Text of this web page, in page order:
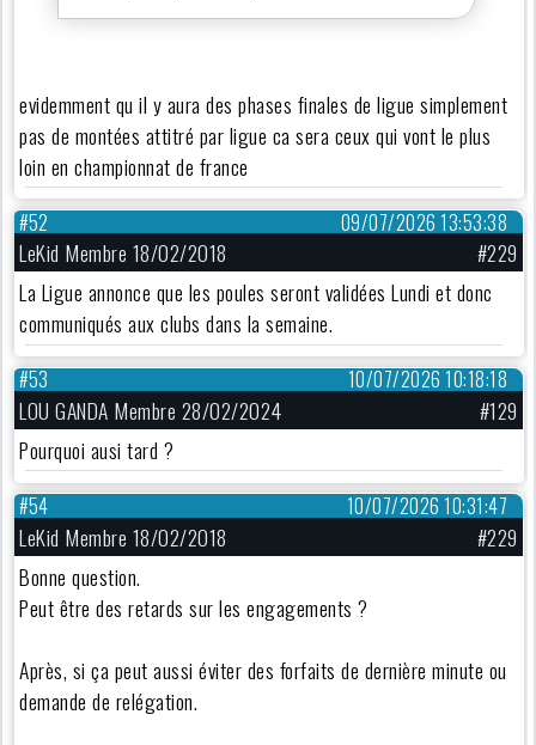
evidemment qu il y aura des phases finales de ligue simplement
pas de montées attitré par ligue ca sera ceux qui vont le plus
loin en championnat de france
09/07/2026 13:53:38
#52
LeKid Membre 18/02/2018
#229
La Ligue annonce que les poules seront validées Lundi et donc
communiqués aux clubs dans la semaine.
10/07/2026 10:18:18
#53
LOU GANDA Membre 28/02/2024
#129
Pourquoi ausi tard ?
10/07/2026 10:31:47
#54
LeKid Membre 18/02/2018
#229
Bonne question.
Peut être des retards sur les engagements ?
Après, si ça peut aussi éviter des forfaits de dernière minute ou
demande de relégation.